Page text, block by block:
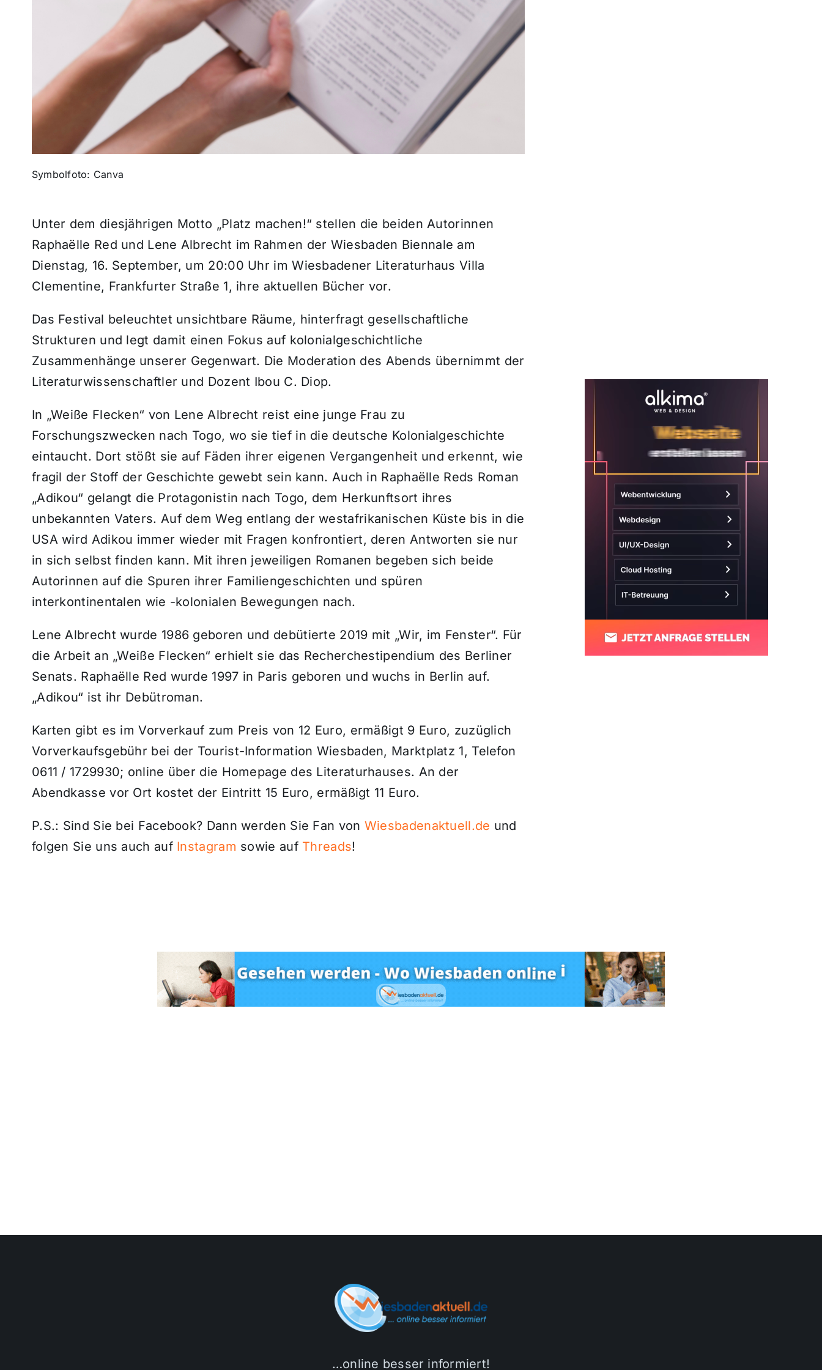
Symbolfoto: Canva
Unter dem diesjährigen Motto „Platz machen!“ stellen die beiden Autorinnen
Raphaëlle Red und Lene Albrecht im Rahmen der Wiesbaden Biennale am
Dienstag, 16. September, um 20:00 Uhr im Wiesbadener Literaturhaus Villa
Clementine, Frankfurter Straße 1, ihre aktuellen Bücher vor.
Das Festival beleuchtet unsichtbare Räume, hinterfragt gesellschaftliche
Strukturen und legt damit einen Fokus auf kolonialgeschichtliche
Zusammenhänge unserer Gegenwart. Die Moderation des Abends übernimmt der
Literaturwissenschaftler und Dozent Ibou C. Diop.
In „Weiße Flecken“ von Lene Albrecht reist eine junge Frau zu
Forschungszwecken nach Togo, wo sie tief in die deutsche Kolonialgeschichte
eintaucht. Dort stößt sie auf Fäden ihrer eigenen Vergangenheit und erkennt, wie
fragil der Stoff der Geschichte gewebt sein kann. Auch in Raphaëlle Reds Roman
„Adikou“ gelangt die Protagonistin nach Togo, dem Herkunftsort ihres
unbekannten Vaters. Auf dem Weg entlang der westafrikanischen Küste bis in die
USA wird Adikou immer wieder mit Fragen konfrontiert, deren Antworten sie nur
in sich selbst finden kann. Mit ihren jeweiligen Romanen begeben sich beide
Autorinnen auf die Spuren ihrer Familiengeschichten und spüren
interkontinentalen wie -kolonialen Bewegungen nach.
Lene Albrecht wurde 1986 geboren und debütierte 2019 mit „Wir, im Fenster“. Für
die Arbeit an „Weiße Flecken“ erhielt sie das Recherchestipendium des Berliner
Senats. Raphaëlle Red wurde 1997 in Paris geboren und wuchs in Berlin auf.
„Adikou“ ist ihr Debütroman.
Karten gibt es im Vorverkauf zum Preis von 12 Euro, ermäßigt 9 Euro, zuzüglich
Vorverkaufsgebühr bei der Tourist-Information Wiesbaden, Marktplatz 1, Telefon
0611 / 1729930; online über die Homepage des Literaturhauses. An der
Abendkasse vor Ort kostet der Eintritt 15 Euro, ermäßigt 11 Euro.
P.S.: Sind Sie bei Facebook? Dann werden Sie Fan von Wiesbadenaktuell.de und
folgen Sie uns auch auf Instagram sowie auf Threads!
…online besser informiert!